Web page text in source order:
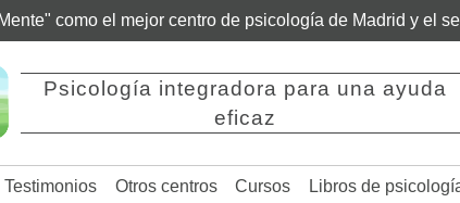
como el mejor centro de psicología de Madrid y el
Psicología integradora para una ayuda
eficaz
Testimonios Otros centros Cursos Libros de